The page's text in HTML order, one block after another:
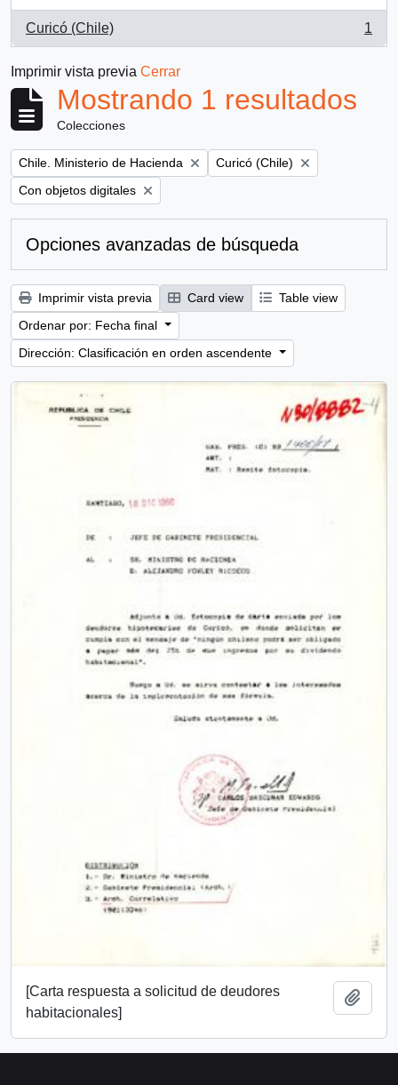
Curicó (Chile)
, 1 resultados
1
Imprimir vista previa Cerrar
Mostrando 1 resultados
Colecciones
Remove filter:
Chile. Ministerio de Hacienda Remove filter:
Curicó (Chile)
Remove filter:
Con objetos digitales
Opciones avanzadas de búsqueda
Imprimir vista previa Card view
Table view
Ordenar por: Fecha final
Dirección: Clasificación en orden ascendente
[Carta respuesta a solicitud de deudores
habitacionales]